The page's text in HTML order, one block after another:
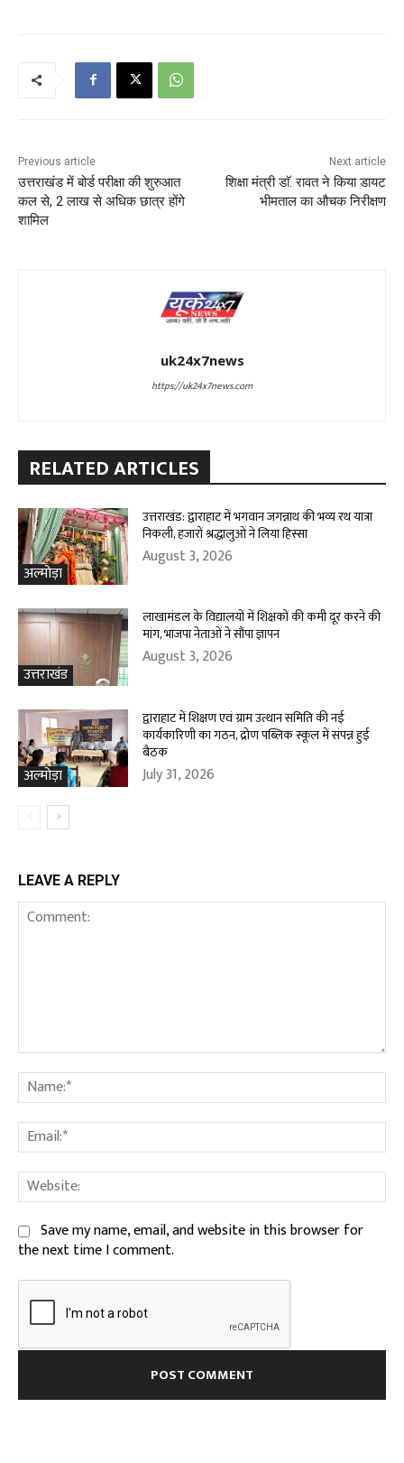
Previous article
उत्तराखंड में बोर्ड परीक्षा की शुरुआत
कल से, 2 लाख से अधिक छात्र होंगे
शामिल
Next article
शिक्षा मंत्री डाॅ. रावत ने किया डायट
भीमताल का औचक निरीक्षण
uk24x7news
https://uk24x7news.com
RELATED ARTICLES
अल्मोड़ा
उत्तराखंड: द्वाराहाट में भगवान जगन्नाथ की भव्य रथ यात्रा
निकली, हजारों श्रद्धालुओं ने लिया हिस्सा
August 3, 2026
उत्तराखंड
लाखामंडल के विद्यालयों में शिक्षकों की कमी दूर करने की
मांग, भाजपा नेताओं ने सौंपा ज्ञापन
August 3, 2026
अल्मोड़ा
द्वाराहाट में शिक्षण एवं ग्राम उत्थान समिति की नई
कार्यकारिणी का गठन, द्रोण पब्लिक स्कूल में संपन्न हुई
बैठक
July 31, 2026
LEAVE A REPLY
Comment:
Save my name, email, and website in this browser for
the next time I comment.